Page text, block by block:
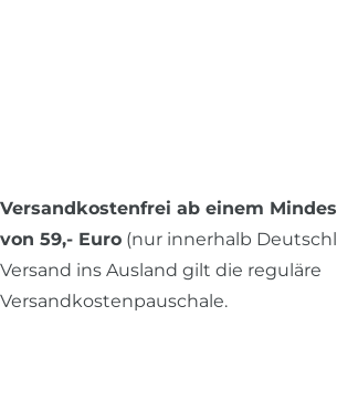
Versandkostenfrei ab einem
von 59,- Euro (nur innerhalb
Versand ins Ausland gilt die reguläre
Versandkostenpauschale.